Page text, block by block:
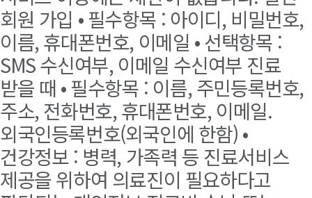
회원 가입 • 필수항목 : 아이디, 비밀번호,
이름, 휴대폰번호, 이메일 • 선택항목 :
SMS 수신여부, 이메일 수신여부 진료
받을 때 • 필수항목 : 이름, 주민등록번호,
주소, 전화번호, 휴대폰번호, 이메일.
외국인등록번호(외국인에 한함) •
건강정보 : 병력, 가족력 등 진료서비스
제공을 위하여 의료진이 필요하다고